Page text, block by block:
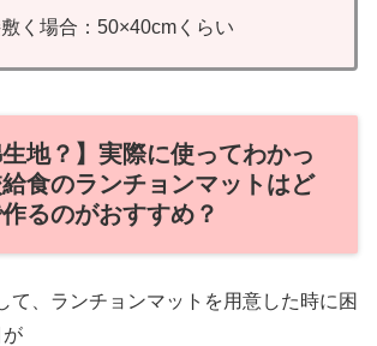
く場合：50×40cmくらい
生地？】実際に使ってわかっ
食のランチョンマットはど
るのがおすすめ？
て、ランチョンマットを用意した時に困
が